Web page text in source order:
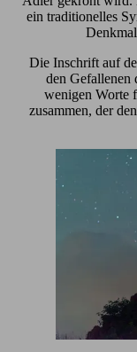
ein traditionelles
Die Inschrift auf
den Gefallenen
wenigen Worte
zusammen, der